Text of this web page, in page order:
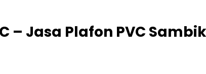
– Jasa Plafon PVC